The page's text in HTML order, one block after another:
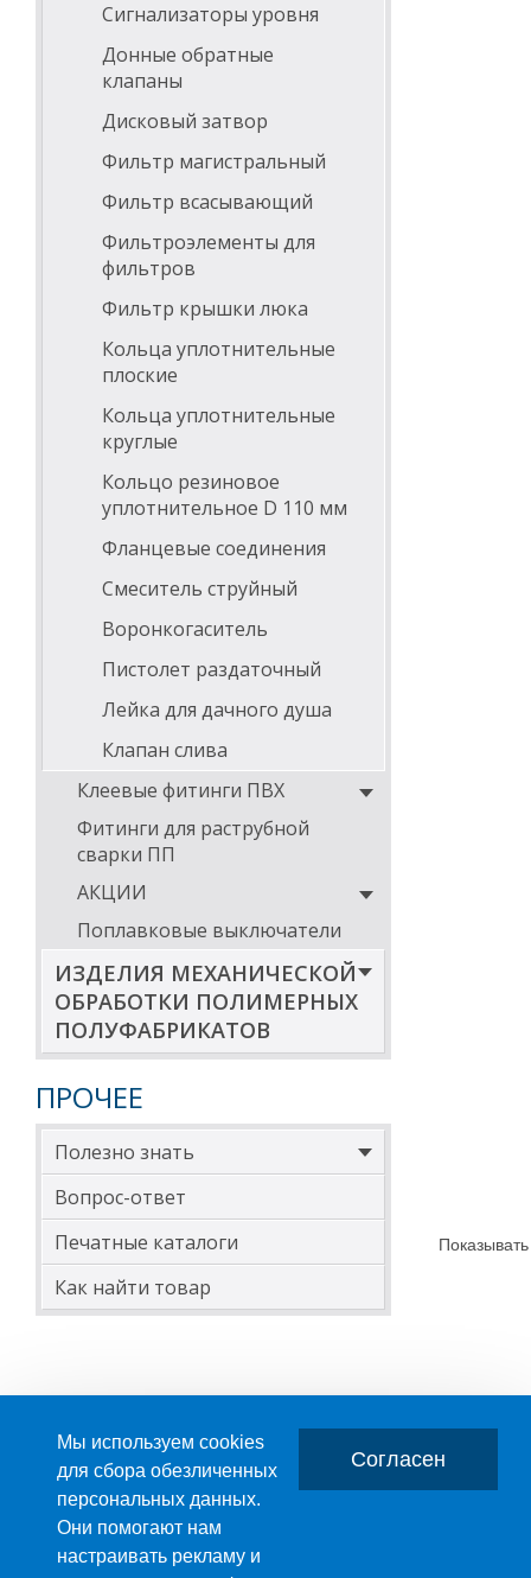
Сигнализаторы уровня
Донные обратные
клапаны
Дисковый затвор
Фильтр магистральный
Фильтр всасывающий
Фильтроэлементы для
фильтров
Фильтр крышки люка
Кольца уплотнительные
плоские
Кольца уплотнительные
круглые
Кольцо резиновое
уплотнительное D 110 мм
Фланцевые соединения
Смеситель струйный
Воронкогаситель
Пистолет раздаточный
Лейка для дачного душа
Клапан слива
Клеевые фитинги ПВХ
Фитинги для раструбной
сварки ПП
АКЦИИ
Поплавковые выключатели
ИЗДЕЛИЯ МЕХАНИЧЕСКОЙ
ОБРАБОТКИ ПОЛИМЕРНЫХ
ПОЛУФАБРИКАТОВ
ПРОЧЕЕ
Полезно знать
Вопрос-ответ
Печатные каталоги
Как найти товар
ПРОИЗВОДСТВО ПЛАСТМАССОВЫХ ИЗДЕЛИЙ
Мы используем cookies
для сбора обезличенных
персональных данных.
Они помогают нам
настраивать рекламу и
Согласен